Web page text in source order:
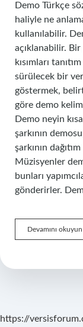
Demo Türkçe
haliyle ne
kullanılabilir.
açıklanabilir. Bir
kısımları
sürülecek bir
göstermek,
göre demo
Demo neyin
şarkının
şarkının
Müzisyenler
bunları
gönderirler.
Devamını okuyun
https://